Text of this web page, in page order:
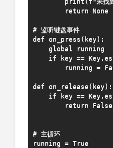
return None
# 监听键盘事件
def on_press(key):
global running
if key ==
running =
def on_release(key):
if key ==
return False
# 主循环
running = True